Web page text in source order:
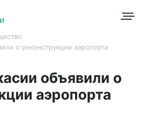
о реконструкции аэропорта
объявили о
аэропорта